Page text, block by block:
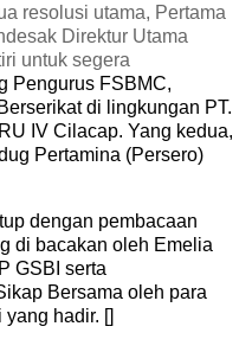
resolusi utama, Pertama
Direktur Utama
untuk segera
Pengurus FSBMC,
di lingkungan PT.
IV Cilacap. Yang kedua,
Pertamina (Persero)
dengan pembacaan
di bacakan oleh Emelia
GSBI serta
Bersama oleh para
hadir. []